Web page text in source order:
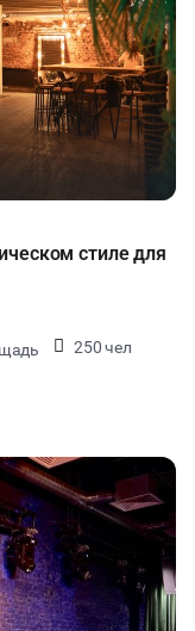
стиле для
250 чел